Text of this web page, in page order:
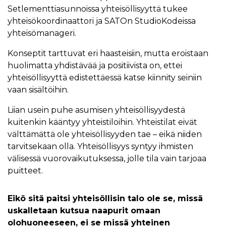
Setlementtiasunnoissa yhteisöllisyyttä tukee
yhteisökoordinaattori ja SATOn StudioKodeissa
yhteisömanageri.
Konseptit tarttuvat eri haasteisiin, mutta eroistaan
huolimatta yhdistävää ja positiivista on, ettei
yhteisöllisyyttä edistettäessä katse kiinnity seiniin
vaan sisältöihin.
Liian usein puhe asumisen yhteisöllisyydestä
kuitenkin kääntyy yhteistiloihin. Yhteistilat eivät
välttämättä ole yhteisöllisyyden tae – eikä niiden
tarvitsekaan olla. Yhteisöllisyys syntyy ihmisten
välisessä vuorovaikutuksessa, jolle tila vain tarjoaa
puitteet.
Eikö sitä paitsi yhteisöllisin talo ole se, missä
uskalletaan kutsua naapurit omaan
olohuoneeseen, ei se missä yhteinen